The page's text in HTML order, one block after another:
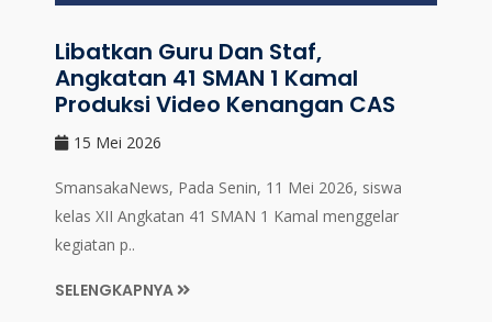
Libatkan Guru Dan Staf,
Angkatan 41 SMAN 1 Kamal
Produksi Video Kenangan CAS
15 Mei 2026
SmansakaNews, Pada Senin, 11 Mei 2026, siswa
kelas XII Angkatan 41 SMAN 1 Kamal menggelar
kegiatan p..
SELENGKAPNYA